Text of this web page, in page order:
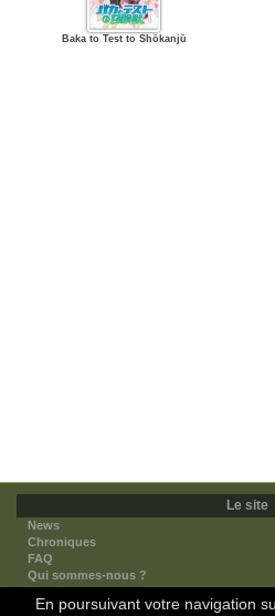
Baka to Test to Shōkanjū
Le site
News
Chroniques
FAQ
Qui sommes-nous ?
Nos partenaires
Faites-nous connaitre
En poursuivant votre navigation